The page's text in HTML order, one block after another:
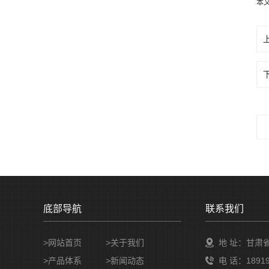
本
底部导航
>网站首页 >关于我们
>产品体系 >新闻动态
联系我们
地 址：甘肃
电 话：